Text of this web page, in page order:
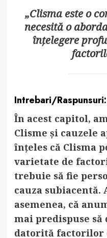
„Clisma este o
necesită o
înțelegere
Intrebari/
În acest capitol,
Clisme și cauzele
înțeles că Clisma
varietate de
trebuie să fie
cauza subiacentă.
asemenea, că
mai predispuse să
datorită factorilor